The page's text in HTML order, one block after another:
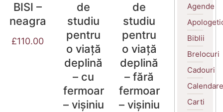
BISI –
neagra
£110.00
de
studiu
pentru
o viață
deplină
– cu
fermoar
– vișiniu
de
studiu
pentru
o viață
deplină
– fără
fermoar
– vișiniu
Agende
Biblii
Brelocuri
Cadouri
Calendare
Carti